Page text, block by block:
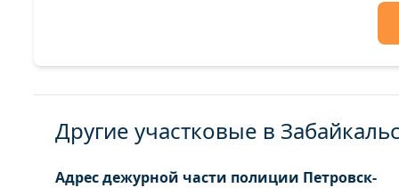
Другие участковые в
Адрес дежурной части полиции Петровск-